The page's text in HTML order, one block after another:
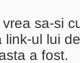
vrea sa-si
link-ul lui
a fost.